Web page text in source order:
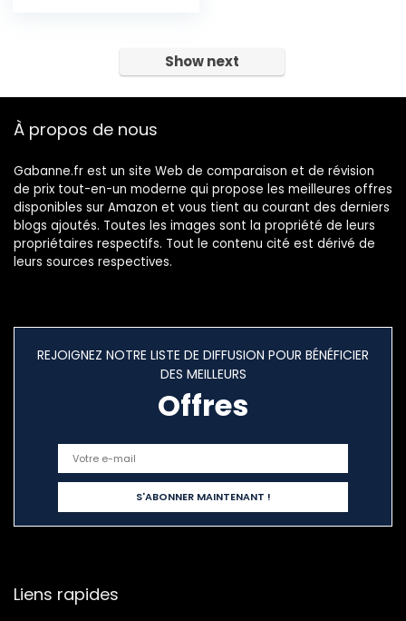
Show next
À propos de nous
Gabanne.fr est un site Web de comparaison et de révision
de prix tout-en-un moderne qui propose les meilleures offres
disponibles sur Amazon et vous tient au courant des derniers
blogs ajoutés. Toutes les images sont la propriété de leurs
propriétaires respectifs. Tout le contenu cité est dérivé de
leurs sources respectives.
REJOIGNEZ NOTRE LISTE DE DIFFUSION POUR BÉNÉFICIER
DES MEILLEURS
Offres
Liens rapides